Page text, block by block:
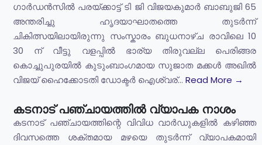
ഗാർഡൻസിൽ പരയ്ക്കാട്ട് ടി ജി വിജയകുമാർ ബാബുജി 65
അന്തരിച്ചു ഹൃദയാഘാതത്തെ തുടർന്ന്
ചികിത്സയിലായിരുന്നു സംസ്കാരം ബുധനാഴ്ച രാവിലെ 10
30 ന് വീട്ടു വളപ്പിൽ ഭാര്യ തിരുവല്ല പെരിങ്ങര
കൊച്ചുപുരയിൽ കുടുംബാംഗമായ സുജാത മക്കൾ അഖിൽ
വിജയ് ഹൈക്കോടതി ഡോക്ടർ ഐശ്വര്... Read More →
കടനാട് പഞ്ചായത്തിൽ വ്യാപക നാശം
കടനാട് പഞ്ചായത്തിന്റെ വിവിധ വാർഡുകളിൽ കഴിഞ്ഞ
ദിവസത്തെ ശക്തമായ മഴയെ തുടർന്ന് വ്യാപകമായി